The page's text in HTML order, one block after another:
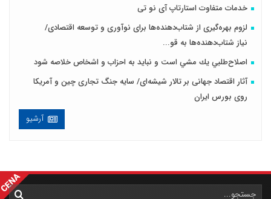
خدمات متفاوت استارتاپ آی نو تی
لزوم بهره‌گیری از شتاب‌دهنده‌ها برای نوآوری و توسعه اقتصادی/
نیاز شتاب‌دهنده‌ها به قو...
اصلاح‌طلبي يك مشي است و نبايد به احزاب و اشخاص خلاصه شود
آثار اقتصاد جهانی بر تالار شیشه‌ای/ سایه جنگ تجاری چین و آمریکا
روی بورس ایران
آرشیو